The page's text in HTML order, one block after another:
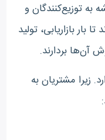
توزیع‌کنندگان و
بار بازاریابی، تولید
آن‌ها بردارند.
زیرا مشتریان به